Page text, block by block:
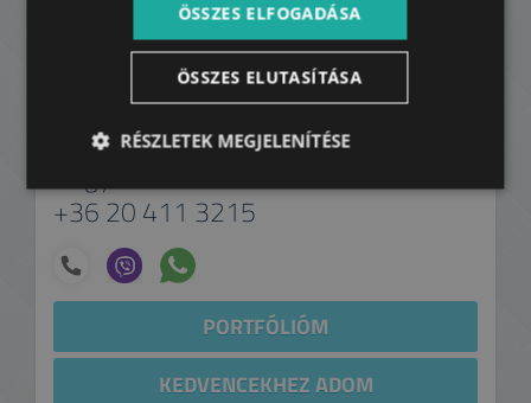
+36 20 411 3215
PORTFÓLIÓM
KEDVENCEKHEZ ADOM
ÖSSZES ELFOGADÁSA
ÖSSZES ELUTASÍTÁSA
RÉSZLETEK MEGJELENÍTÉSE